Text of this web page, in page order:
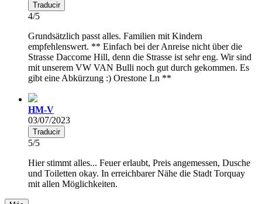
Traducir
4/5
Grundsätzlich passt alles. Familien mit Kindern
empfehlenswert. ** Einfach bei der Anreise nicht über die
Strasse Daccome Hill, denn die Strasse ist sehr eng. Wir sind
mit unserem VW VAN Bulli noch gut durch gekommen. Es
gibt eine Abkürzung :) Orestone Ln **
HM-V
03/07/2023
Traducir
5/5
Hier stimmt alles... Feuer erlaubt, Preis angemessen, Dusche
und Toiletten okay. In erreichbarer Nähe die Stadt Torquay
mit allen Möglichkeiten.